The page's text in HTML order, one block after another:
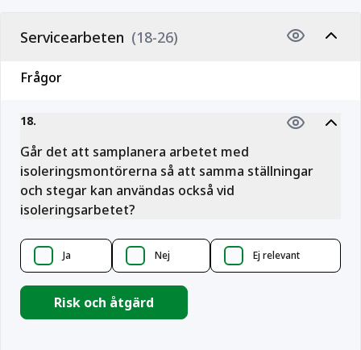
Servicearbeten (18-26)
Frågor
18.
Går det att samplanera arbetet med
isoleringsmontörerna så att samma ställningar
och stegar kan användas också vid
isoleringsarbetet?
Ja Nej Ej relevant
Risk och åtgärd